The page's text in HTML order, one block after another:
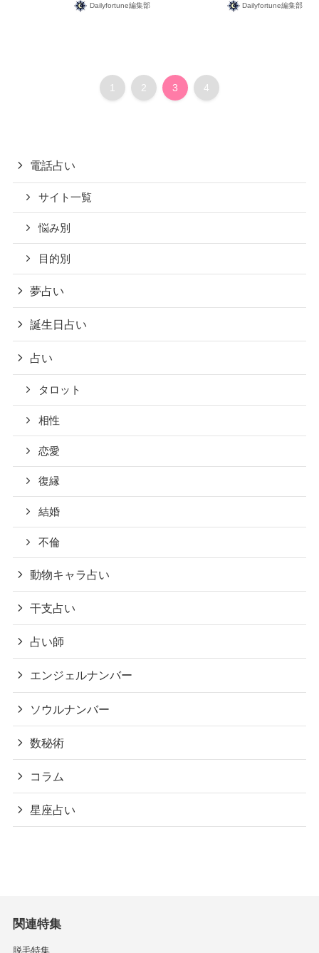
Dailyfortune編集部 Dailyfortune編集部
1 2 3 4
電話占い
サイト一覧
悩み別
目的別
夢占い
誕生日占い
占い
タロット
相性
恋愛
復縁
結婚
不倫
動物キャラ占い
干支占い
占い師
エンジェルナンバー
ソウルナンバー
数秘術
コラム
星座占い
関連特集
脱毛特集